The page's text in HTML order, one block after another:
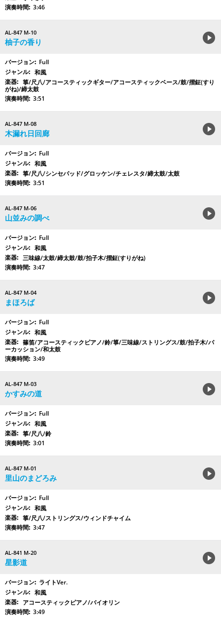
3:46
AL-847 M-10
柚子の香り
Full
和風
箏/尺八/アコースティックギター/アコースティックベース/鼓/摺鉦(すり
がね)/締太鼓
3:51
AL-847 M-08
木漏れ日回廊
Full
和風
箏/尺八/シンセパッド/グロッケン/チェレスタ/締太鼓/太鼓
3:51
AL-847 M-06
山並みの調べ
Full
和風
三味線/太鼓/締太鼓/鼓/拍子木/摺鉦(すりがね)
3:47
AL-847 M-04
まほろば
Full
和風
篠笛/アコースティックピアノ/鈴/箏/三味線/ストリングス/鼓/拍子木/パ
ーカッション/和太鼓
3:49
AL-847 M-03
かすみの道
Full
和風
箏/尺八/鈴
3:01
AL-847 M-01
里山のまどろみ
Full
和風
箏/尺八/ストリングス/ウィンドチャイム
3:47
AL-841 M-20
星影道
ライトVer.
和風
アコースティックピアノ/バイオリン
3:49